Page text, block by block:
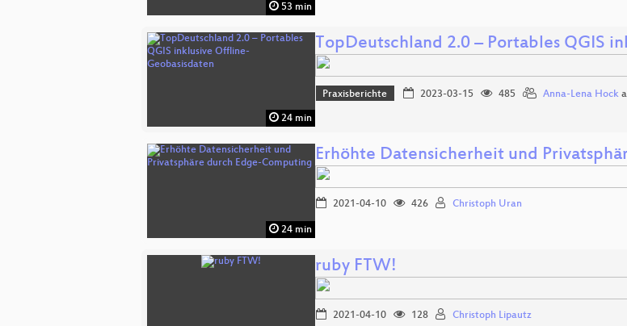
53 min
24 min
TopDeutschland 2.0 – Portables QGIS
Praxisberichte 2023-03-15 485 Anna-Lena Hock
24 min
Erhöhte Datensicherheit und
2021-04-10 426 Christoph Uran
ruby FTW!
2021-04-10 128 Christoph Lipautz